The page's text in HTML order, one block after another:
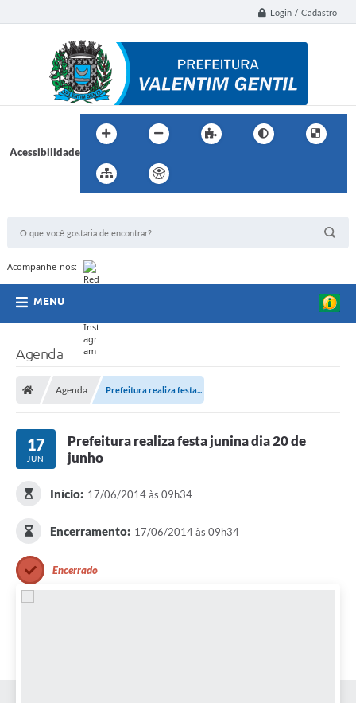
Login / Cadastro
Acessibilidade
Acompanhe-nos:
MENU
Agenda
Agenda Prefeitura realiza festa...
17
JUN
Prefeitura realiza festa junina dia 20 de
junho
Início: 17/06/2014 às 09h34
Encerramento: 17/06/2014 às 09h34
Encerrado